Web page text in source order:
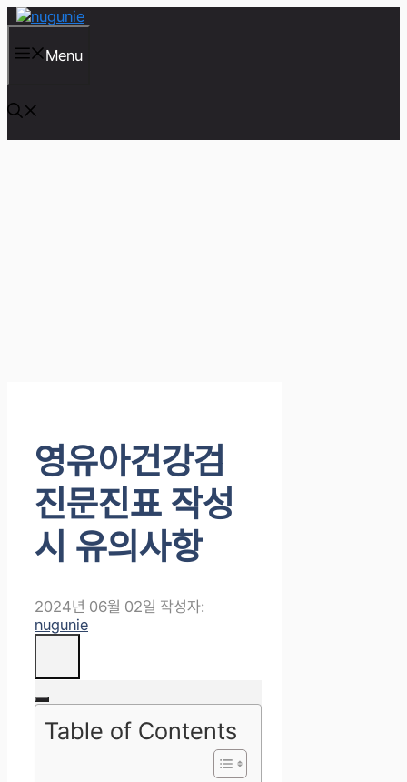
컨
츠
건
너
기
Menu
영유아건강검
진문진표 작성
시 유의사항
2024년 06월 02일 작성자:
nugunie
Table of Contents